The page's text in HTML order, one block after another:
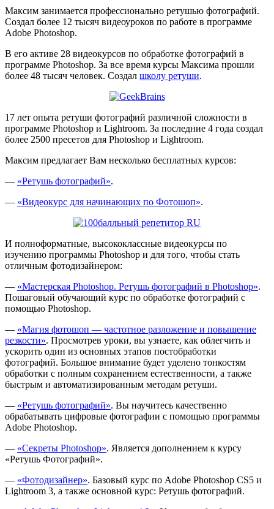
Максим занимается профессионально ретушью фотографий.
Создал более 12 тысяч видеоуроков по работе в программе
Adobe Photoshop.
В его активе 28 видеокурсов по обработке фотографий в
программе Photoshop. За все время курсы Максима прошли
более 48 тысяч человек. Создал школу ретуши.
17 лет опыта ретуши фотографий различной сложности в
программе Photoshop и Lightroom. За последние 4 года создал
более 2500 пресетов для Photoshop и Lightroom.
Максим предлагает Вам несколько бесплатных курсов:
— «Ретушь фотографий».
— «Видеокурс для начинающих по Фотошоп».
И полноформатные, высококлассные видеокурсы по
изучению программы Photoshop и для того, чтобы стать
отличным фотодизайнером:
— «Мастерская Photoshop. Ретушь фотографий в Photoshop».
Пошаговый обучающий курс по обработке фотографий с
помощью Photoshop.
— «Магия фотошоп — частотное разложение и повышение
резкости». Просмотрев уроки, вы узнаете, как облегчить и
ускорить один из основных этапов постобработки
фотографий. Большое внимание будет уделено тонкостям
обработки с полным сохранением естественности, а также
быстрым и автоматизированным методам ретуши.
— «Ретушь фотографий». Вы научитесь качественно
обрабатывать цифровые фотографии с помощью программы
Adobe Photoshop.
— «Секреты Photoshop». Является дополнением к курсу
«Ретушь Фотографий».
— «Фотодизайнер». Базовый курс по Adobe Photoshop CS5 и
Lightroom 3, а также основной курс: Ретушь фотографий.